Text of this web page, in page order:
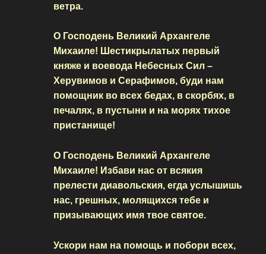
ветра.
О Господень Великий Архангеле
Михаиле! Шестикрылатых первый
княже и воевода Небесных Сил –
Херувимов и Серафимов, буди нам
помощник во всех бедах, в скорбях, в
печалях, в пустыни и на морях тихое
пристанище!
О Господень Великий Архангеле
Михаиле! Избави нас от всякия
прелести диавольския, егда услышишь
нас, грешных, молящихся тебе и
призывающих имя твое святое.
Ускори нам на помощь и побори всех,